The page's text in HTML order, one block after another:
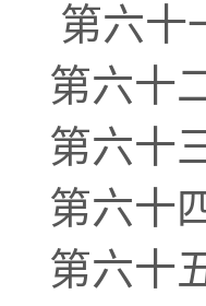
第六十
第六十
第六十
第六十
第六十